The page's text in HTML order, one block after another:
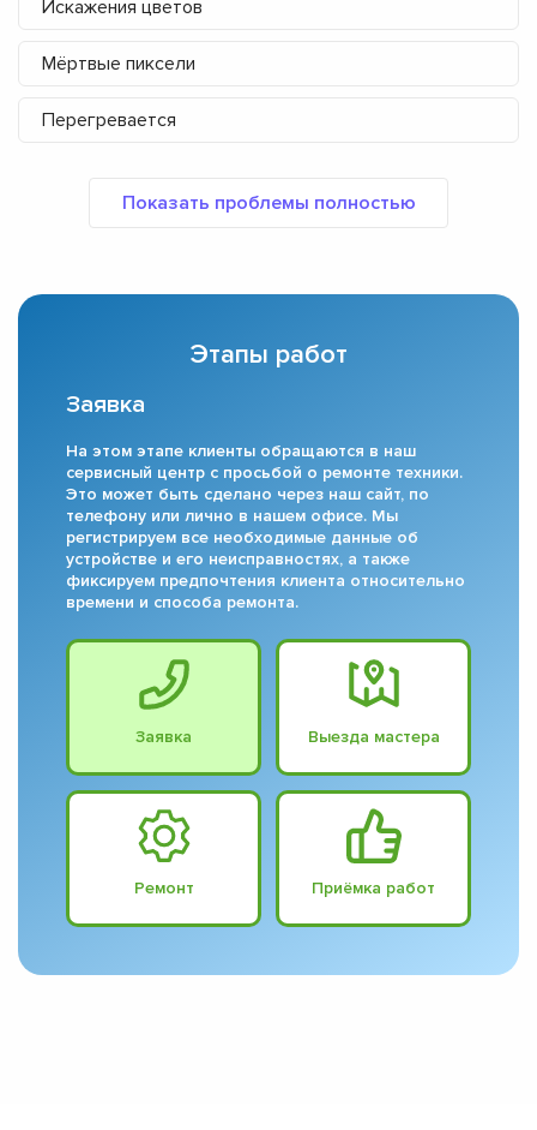
Искажения цветов
Мёртвые пиксели
Перегревается
Этапы работ
Заявка
На этом этапе клиенты обращаются в наш
сервисный центр с просьбой о ремонте техники.
Это может быть сделано через наш сайт, по
телефону или лично в нашем офисе. Мы
регистрируем все необходимые данные об
устройстве и его неисправностях, а также
фиксируем предпочтения клиента относительно
времени и способа ремонта.
Заявка Выезда мастера
Ремонт Приёмка работ